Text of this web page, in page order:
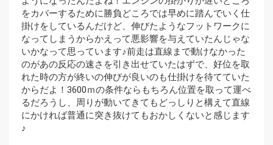
をカバーするために勝負どころでは早めに踏んでいく仕
掛けをしているんだけど、伸びたようなフットワークに
なってしまうからかえって悪影響を与えていたんじゃな
いかなって思っています♪前走は直線まで動けなかった
のがあの反応の速さを引き出せていたはずで、好位を取
れた時の方が終いの伸びが良いのも仕掛けを待てていた
からだよ！3600ｍの条件ならもちろん位置を取って運べ
るだろうし、周りが動いてきてもどっしりと構えて直線
にかければ普通に突き抜けてもおかしくないと感じます
♪